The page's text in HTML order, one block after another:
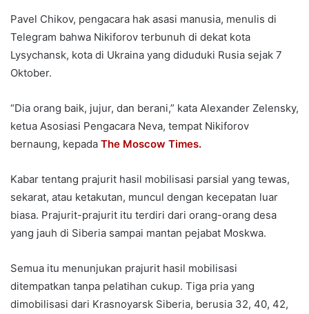
Pavel Chikov, pengacara hak asasi manusia, menulis di
Telegram bahwa Nikiforov terbunuh di dekat kota
Lysychansk, kota di Ukraina yang diduduki Rusia sejak 7
Oktober.
“Dia orang baik, jujur, dan berani,” kata Alexander Zelensky,
ketua Asosiasi Pengacara Neva, tempat Nikiforov
bernaung, kepada The Moscow Times.
Kabar tentang prajurit hasil mobilisasi parsial yang tewas,
sekarat, atau ketakutan, muncul dengan kecepatan luar
biasa. Prajurit-prajurit itu terdiri dari orang-orang desa
yang jauh di Siberia sampai mantan pejabat Moskwa.
Semua itu menunjukan prajurit hasil mobilisasi
ditempatkan tanpa pelatihan cukup. Tiga pria yang
dimobilisasi dari Krasnoyarsk Siberia, berusia 32, 40, 42,